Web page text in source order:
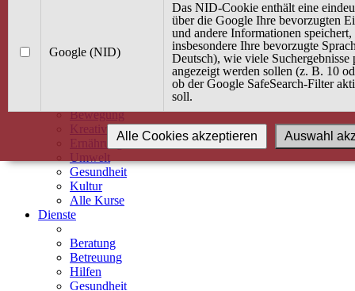
Gemeinsam unterwegs
Angebot / Kurs suchen
Babybauch & Elternschaft
Bewegung
Kreativität
Ernährung
Umwelt
Gesundheit
Kultur
Alle Kurse
Dienste
Beratung
Betreuung
Hilfen
Gesundheit
Google (NID)
Das NID-Cookie enthält eine
über die Google Ihre bevorzugten
und andere Informationen speichert,
insbesondere Ihre bevorzugte
Deutsch), wie viele Suchergebnisse
angezeigt werden sollen (z. B. 10
ob der Google SafeSearch-Filter
soll.
Auswahl
Alle Cookies akzeptieren